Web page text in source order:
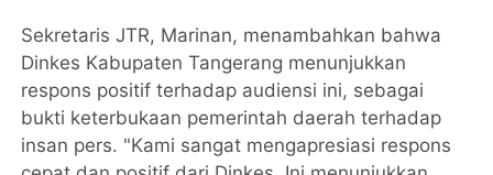
Sekretaris JTR, Marinan, menambahkan bahwa
Dinkes Kabupaten Tangerang menunjukkan
respons positif terhadap audiensi ini, sebagai
bukti keterbukaan pemerintah daerah terhadap
insan pers. "Kami sangat mengapresiasi respons